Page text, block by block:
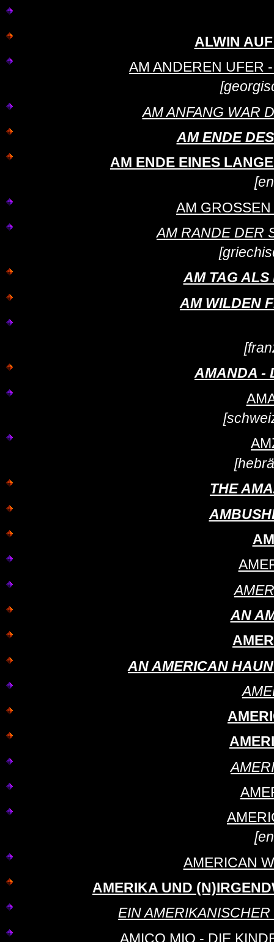
ALWIN
AM ANDEREN UFER
AM ANFANG WAR
AM ENDE
AM ENDE EINES
AM
AM RANDE DER
AM TAG ALS
AM WILDEN
AMANDA -
THE
AN
AN AMERICAN
AMERICAN
AMERIKA UND
EIN
AMICO MIO - DIE